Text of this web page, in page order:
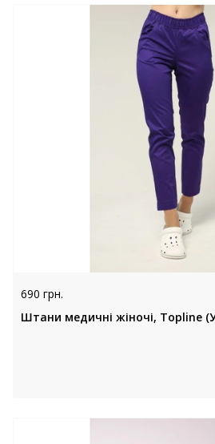
690 грн.
Штани медичні жіночі, Topline